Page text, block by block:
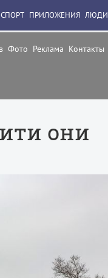
Фото Реклама Контакты
СПОРТ ПРИЛОЖЕНИЯ ЛЮДИ
они